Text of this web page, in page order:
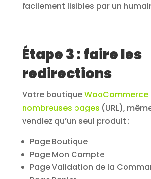
facilement lisibles par un
Étape 3 : faire les
redirections
Votre boutiqueWooCommerce
nombreuses pages (URL),
vendiez qu’un seul produit :
Page Boutique
Page Mon Compte
Page Validation de la